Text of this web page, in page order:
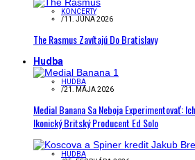
KONCERTY
/11. JÚNA 2026
The Rasmus Zavítajú Do Bratislavy
Hudba
HUDBA
/21. MÁJA 2026
Medial Banana Sa Neboja Experimentovať:
Ikonický Britský Producent Ed Solo
HUDBA